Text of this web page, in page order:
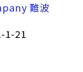
難波
1-21